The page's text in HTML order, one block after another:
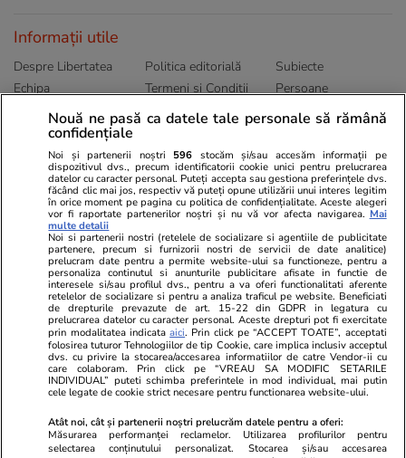
Informații utile
Despre Libertatea
Echipa
Publicitate
Politica de
Politica editorială
Termeni și Conditii
Abonamente
Subiecte
Persoane
Sitemap
Ringier România
Libertatea pentru
Unica.ro
Program TV
Avantaje
ELLE
Gazeta Sporturilor
Stiri mondene
Calculator sarcina
Ajută Copiii
Locuri de muncă
Imobiliare.ro
Jobradar24
Imoradar24
Colecții Libertatea
Pariază responsabil! Decizia ONJN nr. 821/25.09.2025.
Jocurile de noroc sunt interzise minorilor.
Nouă ne pasă ca datele tale personale să rămână
confidențiale
Noi și partenerii noștri 596 stocăm și/sau accesăm informații pe
dispozitivul dvs., precum identificatorii cookie unici pentru prelucrarea
datelor cu caracter personal. Puteți accepta sau gestiona preferințele dvs.
făcând clic mai jos, respectiv vă puteți opune utilizării unui interes legitim
în orice moment pe pagina cu politica de confidențialitate. Aceste alegeri
vor fi raportate partenerilor noștri și nu vă vor afecta navigarea. Mai
multe detalii
Noi si partenerii nostri (retelele de socializare si agentiile de publicitate
partenere, precum si furnizorii nostri de servicii de date analitice)
prelucram date pentru a permite website-ului sa functioneze, pentru a
personaliza continutul si anunturile publicitare afisate in functie de
interesele si/sau profilul dvs., pentru a va oferi functionalitati aferente
retelelor de socializare si pentru a analiza traficul pe website. Beneficiati
de drepturile prevazute de art. 15-22 din GDPR in legatura cu
prelucrarea datelor cu caracter personal. Aceste drepturi pot fi exercitate
prin modalitatea indicataaici. Prin click pe “ACCEPT TOATE”, acceptati
folosirea tuturor Tehnologiilor de tip Cookie, care implica inclusiv acceptul
dvs. cu privire la stocarea/accesarea informatiilor de catre Vendor-ii cu
care colaboram. Prin click pe “VREAU SA MODIFIC SETARILE
INDIVIDUAL” puteti schimba preferintele in mod individual, mai putin
cele legate de cookie strict necesare pentru functionarea website-ului.
Atât noi, cât și partenerii noștri prelucrăm datele pentru a oferi:
Măsurarea performanței reclamelor. Utilizarea profilurilor pentru
selectarea conținutului personalizat. Stocarea și/sau accesarea